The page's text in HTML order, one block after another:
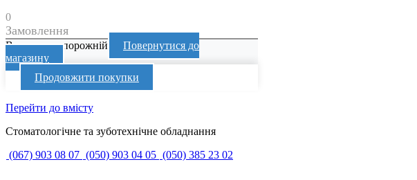
0
Замовлення
Ваш кошик порожній
Повернутися до
магазину
Продовжити покупки
Перейти до вмісту
Стоматологічне та зуботехнічне обладнання
(067) 903 08 07 (050) 903 04 05 (050) 385 23 02